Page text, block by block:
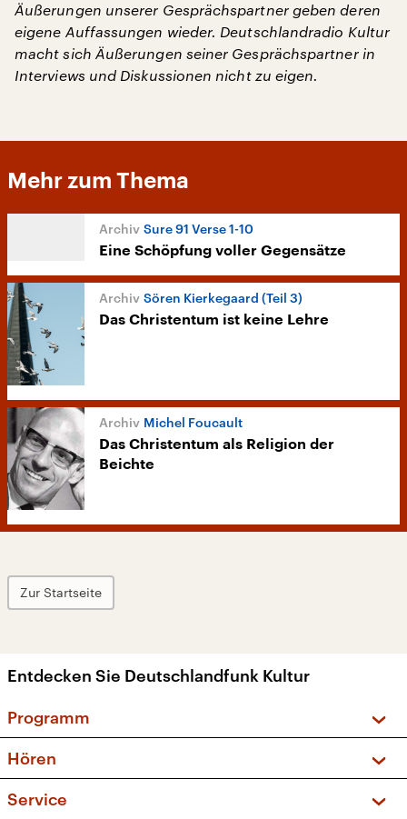
Äußerungen unserer Gesprächspartner geben deren
eigene Auffassungen wieder. Deutschlandradio Kultur
macht sich Äußerungen seiner Gesprächspartner in
Interviews und Diskussionen nicht zu eigen.
Mehr zum Thema
Sure 91 Verse 1-10
Eine Schöpfung voller Gegensätze
Sören Kierkegaard (Teil 3)
Das Christentum ist keine Lehre
Michel Foucault
Das Christentum als Religion der
Beichte
Zur Startseite
Entdecken Sie Deutschlandfunk Kultur
Programm
Sendungen und Podcasts
Musikliste
Hören
Service